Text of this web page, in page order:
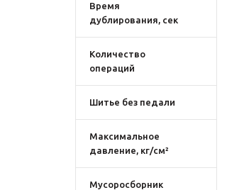
Время
дублирования, сек
Количество
операций
Шитье без педали
Максимальное
давление, кг/см²
Мусоросборник